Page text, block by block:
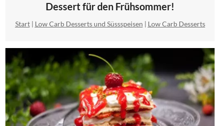
Dessert für den Frühsommer!
Start| Low Carb Desserts und Süssspeisen | Low Carb Desserts